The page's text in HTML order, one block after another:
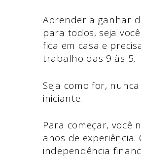
Aprender a ganhar
para todos, seja
fica em casa e
trabalho das 9 às 5.
Seja como for,
iniciante.
Para começar, você
anos de
independência